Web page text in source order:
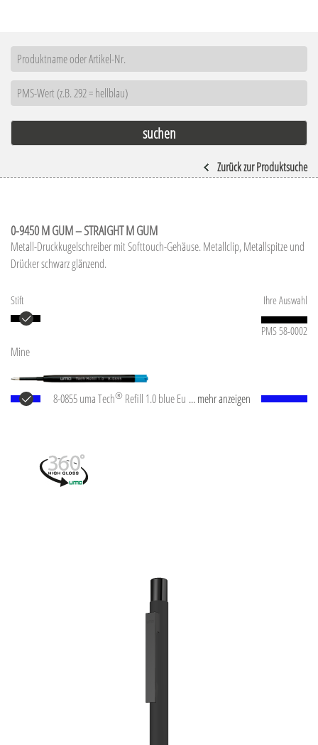
Zurück zur Produktsuche
0-9450 M GUM – STRAIGHT M GUM
Metall-Druckkugelschreiber mit Softtouch-Gehäuse. Metallclip, Metallspitze und
Drücker schwarz glänzend.
Ihre Auswahl
Stift
PMS 58-0002
Mine
8-0855 uma Tech® Refill 1.0 blue Europäische
4.500 m. Deutsche Schreibpaste nach ISO-Norm. Die
uma Tech Refill 1.0 vermittelt ein angenehmes und
... mehr anzeigen